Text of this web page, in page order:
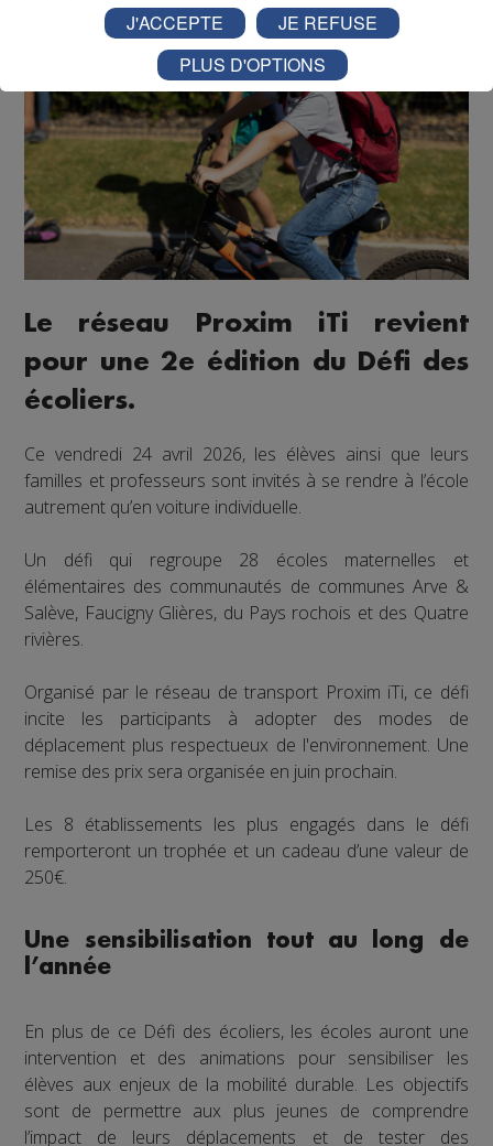
Le réseau Proxim iTi revient
pour une 2e édition du Défi des
écoliers.
Ce vendredi 24 avril 2026, les élèves ainsi que leurs
familles et professeurs sont invités à se rendre à l’école
autrement qu’en voiture individuelle.
Un défi qui regroupe 28 écoles maternelles et
élémentaires des communautés de communes Arve &
Salève, Faucigny Glières, du Pays rochois et des Quatre
rivières.
Organisé par le réseau de transport Proxim iTi, ce défi
incite les participants à adopter des modes de
déplacement plus respectueux de l'environnement. Une
remise des prix sera organisée en juin prochain.
Les 8 établissements les plus engagés dans le défi
remporteront un trophée et un cadeau d’une valeur de
250€.
Une sensibilisation tout au long de
l’année
En plus de ce Défi des écoliers, les écoles auront une
intervention et des animations pour sensibiliser les
élèves aux enjeux de la mobilité durable. Les objectifs
sont de permettre aux plus jeunes de comprendre
l’impact de leurs déplacements et de tester des
J'ACCEPTE
JE REFUSE
PLUS D'OPTIONS